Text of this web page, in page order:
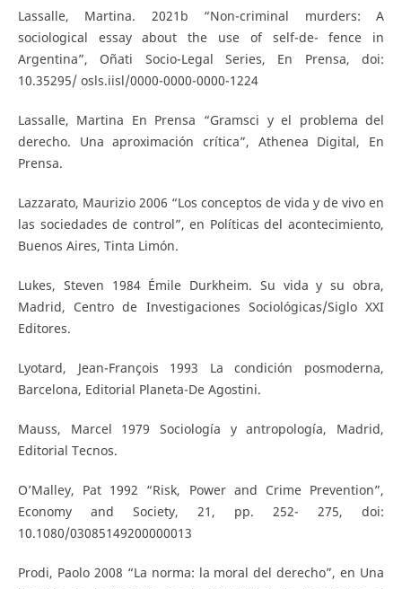
Lassalle, Martina. 2021b “Non-criminal murders: A
sociological essay about the use of self-de- fence in
Argentina”, Oñati Socio-Legal Series, En Prensa, doi:
10.35295/ osls.iisl/0000-0000-0000-1224
Lassalle, Martina En Prensa “Gramsci y el problema del
derecho. Una aproximación crítica”, Athenea Digital, En
Prensa.
Lazzarato, Maurizio 2006 “Los conceptos de vida y de vivo en
las sociedades de control”, en Políticas del acontecimiento,
Buenos Aires, Tinta Limón.
Lukes, Steven 1984 Émile Durkheim. Su vida y su obra,
Madrid, Centro de Investigaciones Sociológicas/Siglo XXI
Editores.
Lyotard, Jean-François 1993 La condición posmoderna,
Barcelona, Editorial Planeta-De Agostini.
Mauss, Marcel 1979 Sociología y antropología, Madrid,
Editorial Tecnos.
O’Malley, Pat 1992 “Risk, Power and Crime Prevention”,
Economy and Society, 21, pp. 252- 275, doi:
10.1080/03085149200000013
Prodi, Paolo 2008 “La norma: la moral del derecho”, en Una